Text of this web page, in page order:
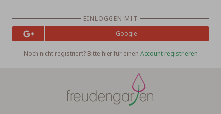
EINLOGGEN MIT
Google
Noch nicht registriert? Bitte hier für einen Account registrieren